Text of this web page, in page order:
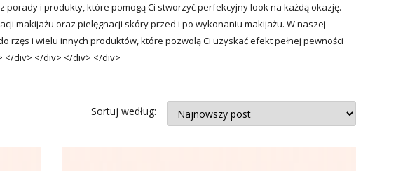
i produkty, które pomogą Ci stworzyć perfekcyjny look na każdą okazję.
makijażu oraz pielęgnacji skóry przed i po wykonaniu makijażu. W naszej
rzęs i wielu innych produktów, które pozwolą Ci uzyskać efekt pełnej pewności
</div> </div> </div> </div>
Sortuj według: